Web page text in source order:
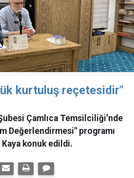
kurtuluş reçetesidir"
Çamlıca Temsilciliği’nde
Değerlendirmesi" programı
Kaya konuk edildi.